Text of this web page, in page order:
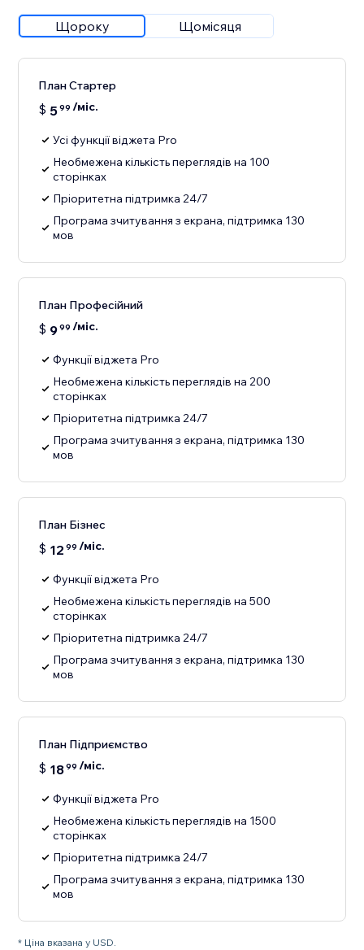
Щороку Щомісяця
План Стартер
$ 599 /міс.
Усі функції віджета Pro
Необмежена кількість переглядів на 100
сторінках
Пріоритетна підтримка 24/7
Програма зчитування з екрана, підтримка 130
мов
План Професійний
$ 999 /міс.
Функції віджета Pro
Необмежена кількість переглядів на 200
сторінках
Пріоритетна підтримка 24/7
Програма зчитування з екрана, підтримка 130
мов
План Бізнес
$ 12 99 /міс.
Функції віджета Pro
Необмежена кількість переглядів на 500
сторінках
Пріоритетна підтримка 24/7
Програма зчитування з екрана, підтримка 130
мов
План Підприємство
$ 1899 /міс.
Функції віджета Pro
Необмежена кількість переглядів на 1500
сторінках
Пріоритетна підтримка 24/7
Програма зчитування з екрана, підтримка 130
мов
* Ціна вказана у USD.